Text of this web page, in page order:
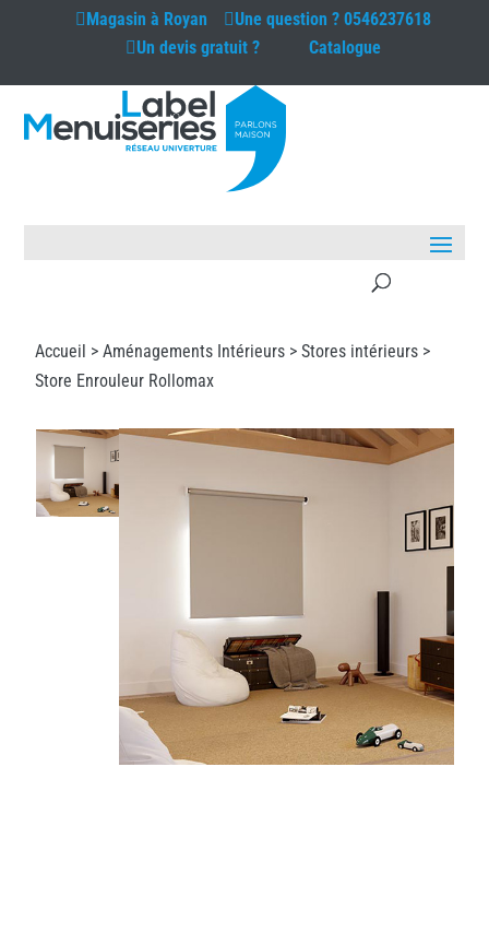
Magasin à Royan Une question ? 0546237618
Un devis gratuit ?
Catalogue
Accueil > Aménagements Intérieurs > Stores intérieurs >
Store Enrouleur Rollomax